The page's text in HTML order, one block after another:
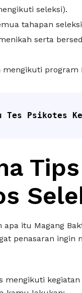
seleksi).
tahapan
serta
program
Tes Psikotes
itu Magang
penasaran ingin
mengikuti